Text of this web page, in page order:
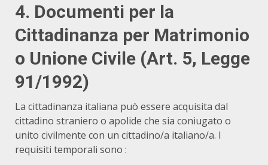
4. Documenti per la
Cittadinanza per Matrimonio
o Unione Civile (Art. 5, Legge
91/1992)
La cittadinanza italiana può essere acquisita dal
cittadino straniero o apolide che sia coniugato o
unito civilmente con un cittadino/a italiano/a. I
requisiti temporali sono :